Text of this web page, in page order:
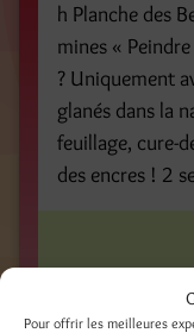
Pour offrir les meilleures
h Planche des
mines «
? Uniquement
glanés dans la
feuillage, cure-
des encres ! 2
Illustrations -